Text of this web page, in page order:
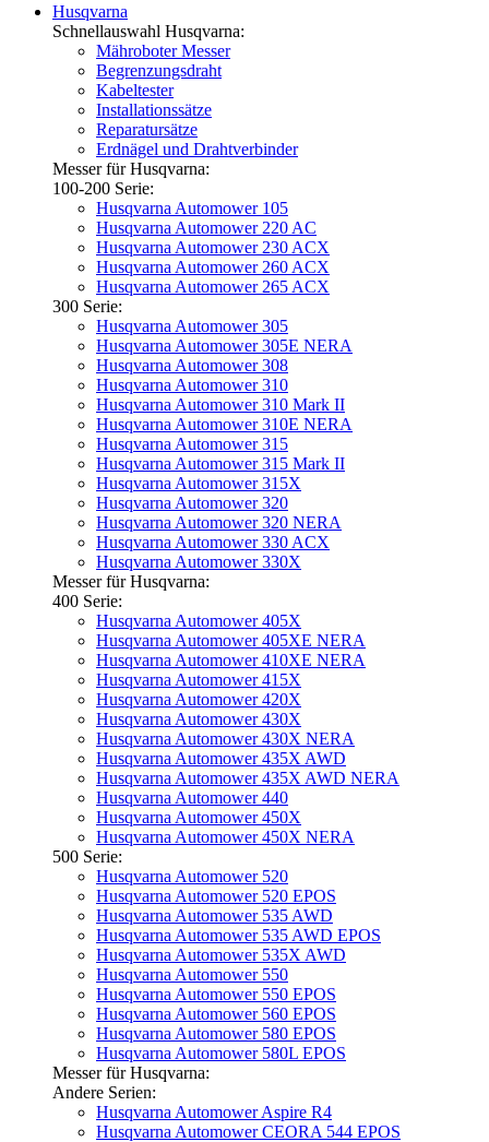
Husqvarna
Schnellauswahl Husqvarna:
Mähroboter Messer
Begrenzungsdraht
Kabeltester
Installationssätze
Reparatursätze
Erdnägel und Drahtverbinder
Messer für Husqvarna:
100-200 Serie:
Husqvarna Automower 105
Husqvarna Automower 220 AC
Husqvarna Automower 230 ACX
Husqvarna Automower 260 ACX
Husqvarna Automower 265 ACX
300 Serie:
Husqvarna Automower 305
Husqvarna Automower 305E NERA
Husqvarna Automower 308
Husqvarna Automower 310
Husqvarna Automower 310 Mark II
Husqvarna Automower 310E NERA
Husqvarna Automower 315
Husqvarna Automower 315 Mark II
Husqvarna Automower 315X
Husqvarna Automower 320
Husqvarna Automower 320 NERA
Husqvarna Automower 330 ACX
Husqvarna Automower 330X
Messer für Husqvarna:
400 Serie:
Husqvarna Automower 405X
Husqvarna Automower 405XE NERA
Husqvarna Automower 410XE NERA
Husqvarna Automower 415X
Husqvarna Automower 420X
Husqvarna Automower 430X
Husqvarna Automower 430X NERA
Husqvarna Automower 435X AWD
Husqvarna Automower 435X AWD NERA
Husqvarna Automower 440
Husqvarna Automower 450X
Husqvarna Automower 450X NERA
500 Serie:
Husqvarna Automower 520
Husqvarna Automower 520 EPOS
Husqvarna Automower 535 AWD
Husqvarna Automower 535 AWD EPOS
Husqvarna Automower 535X AWD
Husqvarna Automower 550
Husqvarna Automower 550 EPOS
Husqvarna Automower 560 EPOS
Husqvarna Automower 580 EPOS
Husqvarna Automower 580L EPOS
Messer für Husqvarna:
Andere Serien:
Husqvarna Automower Aspire R4
Husqvarna Automower CEORA 544 EPOS